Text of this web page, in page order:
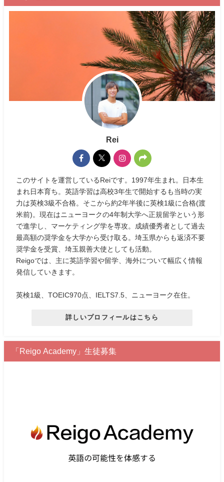
Rei
このサイトを運営しているReiです。1997年生まれ。日本生
まれ日本育ち。英語学習は高校3年生で開始するも当時の実
力は英検3級不合格。そこから約2年半後に英検1級に合格(渡
米前)。現在はニューヨークの4年制大学へ正規留学という形
で進学し、マーケティング学を専攻。成績優秀者として過去
最高額の奨学金を大学から受け取る。埼玉県からも返済不要
奨学金を受賞、埼玉親善大使としても活動。
Reigoでは、主に英語学習や留学、海外について幅広く情報
発信していきます。
英検1級、TOEIC970点、IELTS7.5、ニューヨーク在住。
詳しいプロフィールはこちら
「Reigo Academy」生徒募集